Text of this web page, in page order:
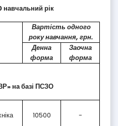
рік
Вартість одного
року навчання, грн.
Денна
форма
Заочна
форма
на базі ПСЗО
10500 -